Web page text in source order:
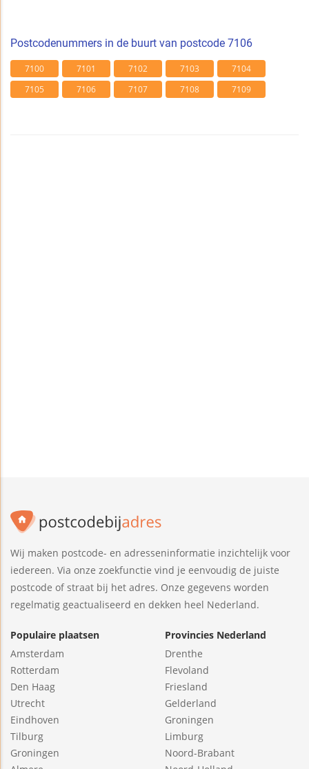
Postcodenummers in de buurt van postcode 7106
7100 7101 7102 7103
7104
7105
7106 7107 7108 7109
Wij maken postcode- en adresseninformatie inzichtelijk voor
iedereen. Via onze zoekfunctie vind je eenvoudig de juiste
postcode of straat bij het adres. Onze gegevens worden
regelmatig geactualiseerd en dekken heel Nederland.
Populaire plaatsen
Amsterdam
Rotterdam
Den Haag
Utrecht
Eindhoven
Tilburg
Groningen
Provincies Nederland
Drenthe
Flevoland
Friesland
Gelderland
Groningen
Limburg
Noord-Brabant